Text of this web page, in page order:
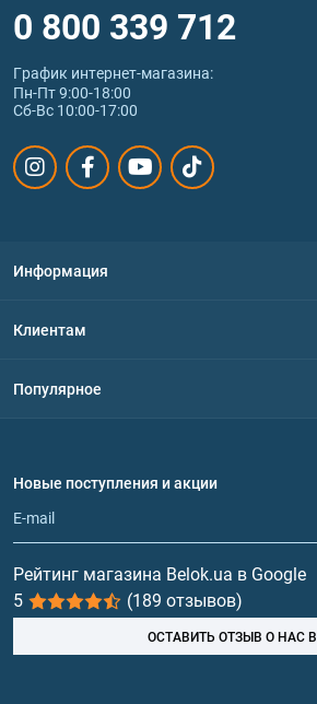
0 800 339 712
График интернет‑магазина:
Пн-Пт 9:00-18:00
Сб-Вс 10:00-17:00
Информация
Политика конфиденциальности
Обмен и возврат
Клиентам
Популярное
Протеин
Гейнеры
Витамины и минералы
Рыбий жир, жирные кислоты
Новые поступления и акции
Рейтинг магазина Belok.ua в Google
5
(189 отзывов)
ОСТАВИТЬ ОТЗЫВ О НАС В